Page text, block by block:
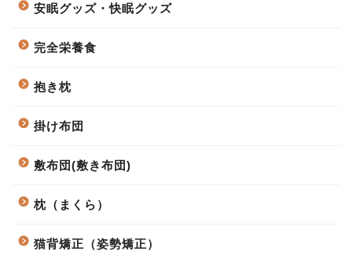
安眠グッズ・快眠グッズ
完全栄養食
抱き枕
掛け布団
敷布団(敷き布団)
枕（まくら）
猫背矯正（姿勢矯正）